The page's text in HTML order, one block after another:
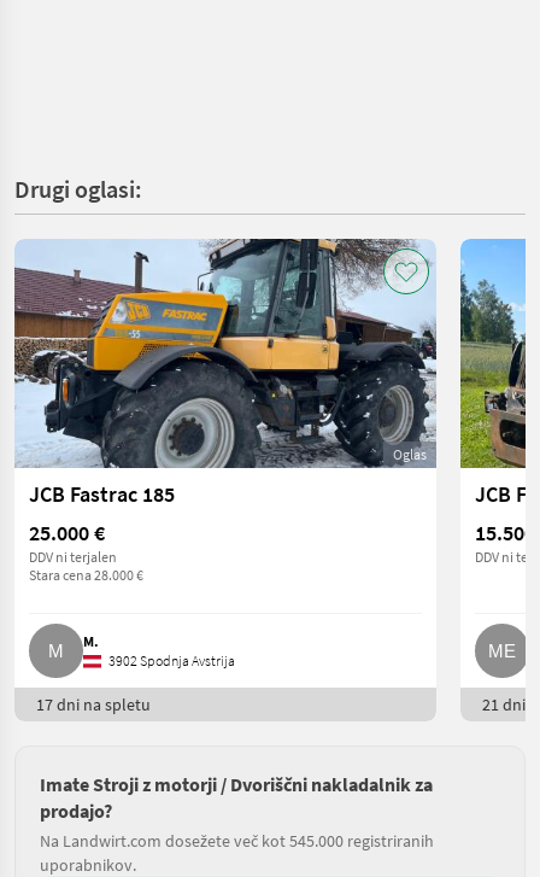
Drugi oglasi:
Oglas
JCB Fastrac 185
25.000 €
DDV ni terjalen
Stara cena 28.000 €
M.
3902 Spodnja Avstrija
17 dni na spletu
JCB
15.500
DDV ni
21 dni
Imate Stroji z motorji / Dvoriščni nakladalnik za
prodajo?
Na Landwirt.com dosežete več kot 545.000 registriranih
uporabnikov.